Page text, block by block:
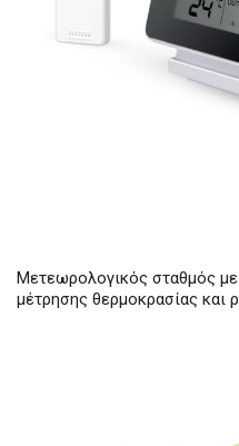
Μετεωρολογικός σταθμός
μέτρησης θερμοκρασίας και